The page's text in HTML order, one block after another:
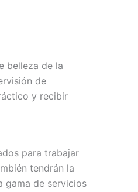
belleza de la
de
y recibir
para trabajar
tendrán la
gama de servicios